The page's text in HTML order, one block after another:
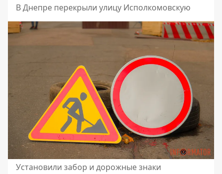
В Днепре перекрыли улицу Исполкомовскую
Установили забор и дорожные знаки